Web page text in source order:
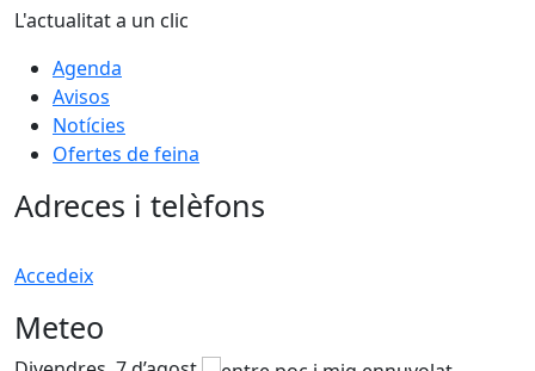
L'actualitat a un clic
Agenda
Avisos
Notícies
Ofertes de feina
Adreces i telèfons
Accedeix
Meteo